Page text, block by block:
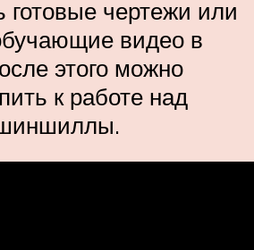
готовые чертежи или
видео в
этого можно
к работе над